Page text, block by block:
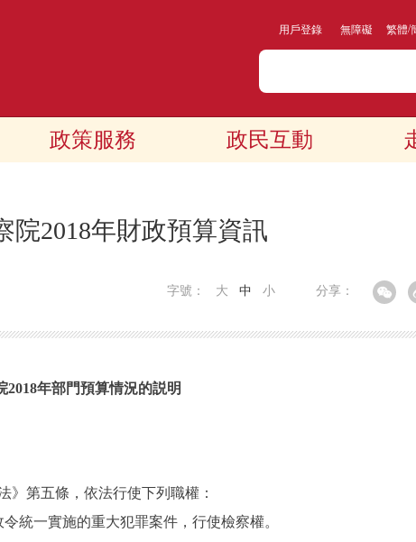
用戶登錄 無障礙 繁體/
政策服務 政民互動
院2018年財政預算資訊
分享：
字號： 大 中 小
年部門預算情況的説明
第五條，依法行使下列職權：
一實施的重大犯罪案件，行使檢察權。